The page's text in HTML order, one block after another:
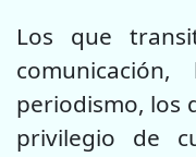
Los que
periodismo, los
privilegio de